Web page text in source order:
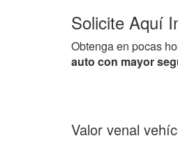
Solicite Aquí
Obtenga en pocas
auto con mayor
Valor venal